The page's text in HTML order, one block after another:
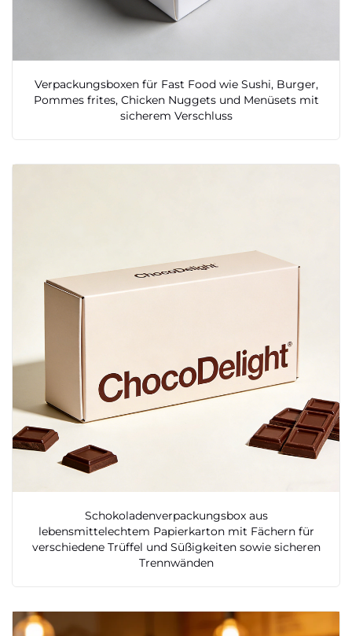
Verpackungsboxen für Fast Food wie Sushi, Burger,
Pommes frites, Chicken Nuggets und Menüsets mit
sicherem Verschluss
Schokoladenverpackungsbox aus
lebensmittelechtem Papierkarton mit Fächern für
verschiedene Trüffel und Süßigkeiten sowie sicheren
Trennwänden